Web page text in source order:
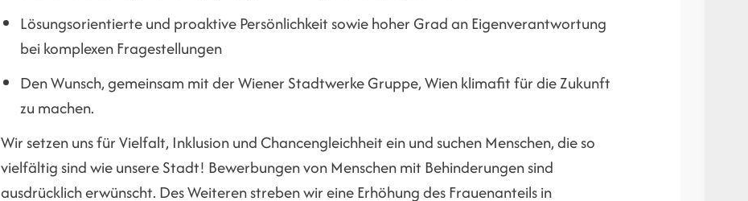
Lösungsorientierte und proaktive Persönlichkeit sowie hoher Grad an Eigenverantwortung
bei komplexen Fragestellungen
Den Wunsch, gemeinsam mit der Wiener Stadtwerke Gruppe, Wien klimafit für die Zukunft
zu machen.
Wir setzen uns für Vielfalt, Inklusion und Chancengleichheit ein und suchen Menschen, die so
vielfältig sind wie unsere Stadt! Bewerbungen von Menschen mit Behinderungen sind
ausdrücklich erwünscht. Des Weiteren streben wir eine Erhöhung des Frauenanteils in